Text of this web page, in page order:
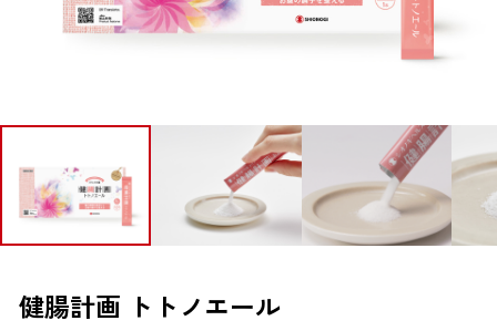
ブランドから探す
お問い合わせ
健腸計画 トトノエール